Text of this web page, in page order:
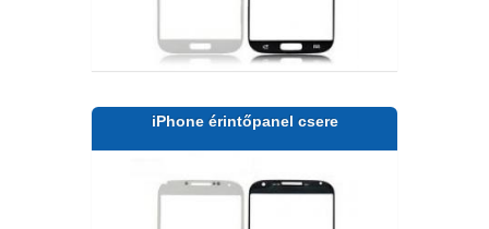
iPhone érintőpanel csere